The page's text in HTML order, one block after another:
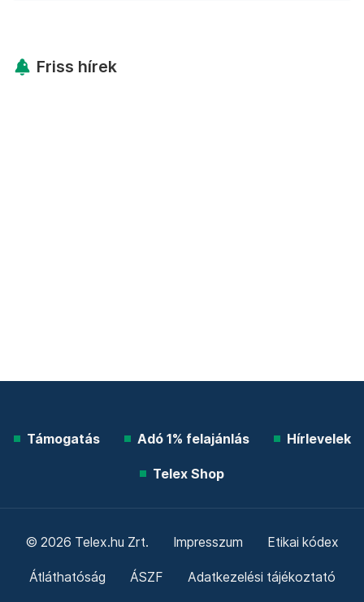
Friss hírek
Támogatás Adó 1% felajánlás Hírlevelek
Telex Shop
© 2026 Telex.hu Zrt. Impresszum Etikai kódex
Átláthatóság ÁSZF Adatkezelési tájékoztató